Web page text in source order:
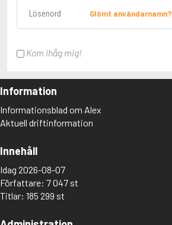
Glömt användarnamn?
Kom ihåg mig!
Information
Informationsblad om Alex
Aktuell driftinformation
Innehåll
Idag 2026-08-07
Författare: 7 047 st
Titlar: 185 299 st